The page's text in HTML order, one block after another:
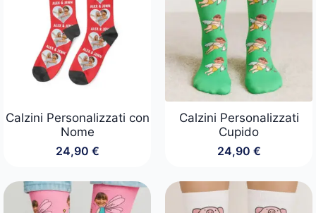
23,90 €
Calzini Personalizzati con
Nome
24,90 €
Calzini Personalizzati
Cupido
24,90 €